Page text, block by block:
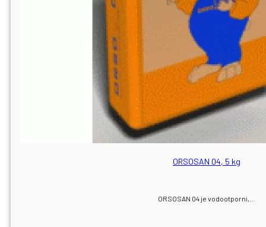
ORSOSAN 04, 5 kg
ORSOSAN 04 je vodootporni,…